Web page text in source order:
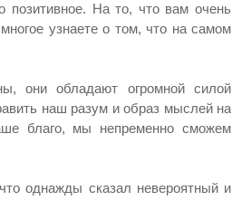
позитивное. На то, что вам очень
узнаете о том, что на самом
они обладают огромной силой
наш разум и образ мыслей на
благо, мы непременно сможем
однажды сказал невероятный и